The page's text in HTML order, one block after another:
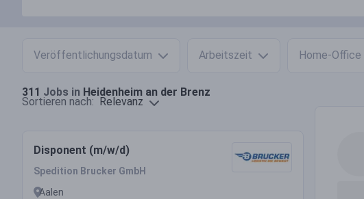
Veröffentlichungsdatum Arbeitszeit Home-Office
311 Jobs in Heidenheim an der Brenz
Sortieren nach: Relevanz
Disponent (m/w/d)
Spedition Brucker GmbH
Aalen